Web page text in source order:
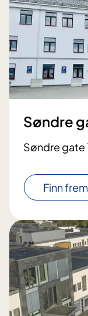
Søndre
Søndre gate
Finn frem